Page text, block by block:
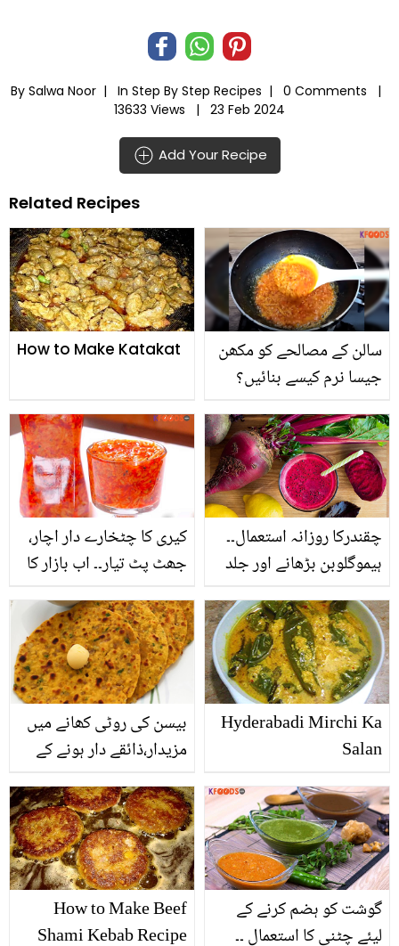
By Salwa Noor | In Step By Step Recipes |
0 Comments |
13633 Views |
23 Feb 2024
Add Your Recipe
Related Recipes
How to Make Katakat
سالن کے مصالحے کو مکھن
جیسا نرم کیسے بنائیں؟
طریقہ جو ہر سالن کا مزا
دوبالا کردے
کیری کا چٹخارے دار اچار،
جھٹ پٹ تیار۔۔ اب بازار کا
گئی ترکیب سے بنائیں ایسا
اچار، جو کھانے کا مزہ
بڑھائے
چقندرکا روزانہ استعمال۔۔
ہیموگلوبن بڑھانے اور جلد
کی خوبیوں سے مالا مال۔۔
4 زبردست ریسیپیز کے
ساتھ
بیسن کی روٹی کھانے میں
مزیدار،ذائقے دار ہونے کے
بھی غذائیت اور فوائد سے
بھرپور۔
Hyderabadi Mirchi Ka
Salan
How to Make Beef
Shami Kebab Recipe
گوشت کو ہضم کرنے کے
لیئے چٹنی کا استعمال ۔۔